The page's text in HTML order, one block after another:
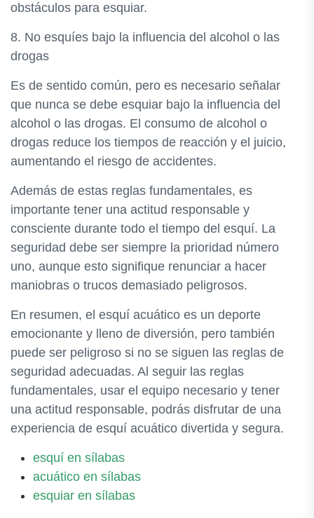
obstáculos para esquiar.
8. No esquíes bajo la influencia del alcohol o las
drogas
Es de sentido común, pero es necesario señalar
que nunca se debe esquiar bajo la influencia del
alcohol o las drogas. El consumo de alcohol o
drogas reduce los tiempos de reacción y el juicio,
aumentando el riesgo de accidentes.
Además de estas reglas fundamentales, es
importante tener una actitud responsable y
consciente durante todo el tiempo del esquí. La
seguridad debe ser siempre la prioridad número
uno, aunque esto signifique renunciar a hacer
maniobras o trucos demasiado peligrosos.
En resumen, el esquí acuático es un deporte
emocionante y lleno de diversión, pero también
puede ser peligroso si no se siguen las reglas de
seguridad adecuadas. Al seguir las reglas
fundamentales, usar el equipo necesario y tener
una actitud responsable, podrás disfrutar de una
experiencia de esquí acuático divertida y segura.
esquí en sílabas
acuático en sílabas
esquiar en sílabas